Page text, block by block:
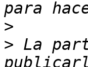
>
> La